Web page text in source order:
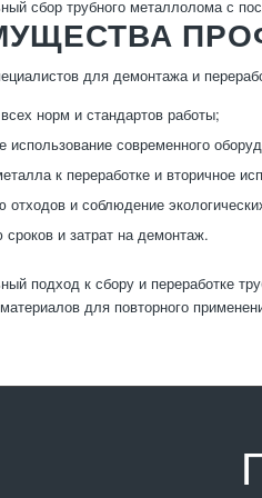
сбор трубного металлолома с
для демонтажа и
норм и стандартов работы;
использование современного
к переработке и вторичное
отходов и соблюдение
сроков и затрат на демонтаж.
подход к сбору и переработке
для повторного